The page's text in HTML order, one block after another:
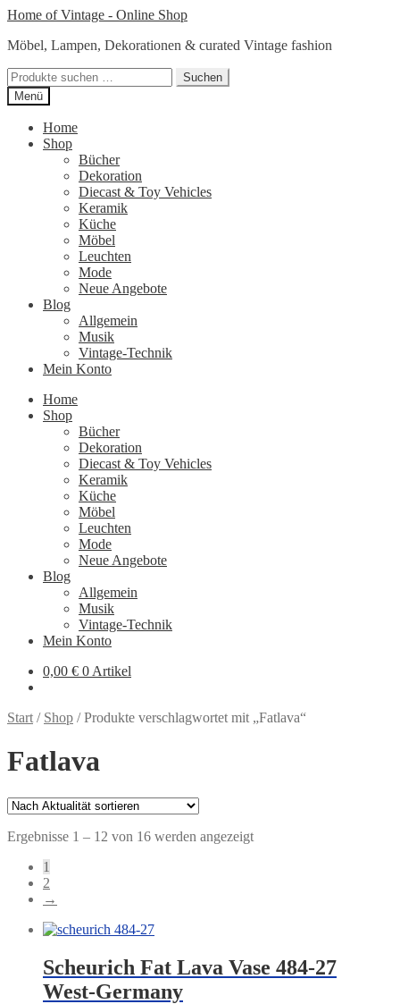
Zur
springen
Zum
springen
Home of Vintage - Online Shop
Möbel, Lampen, Dekorationen & curated Vintage fashion
Suchen
nach:
Suchen
Menü
Home
Shop
Bücher
Dekoration
Diecast & Toy Vehicles
Keramik
Küche
Möbel
Leuchten
Mode
Neue Angebote
Blog
Allgemein
Musik
Vintage-Technik
Mein Konto
Home
Shop
Bücher
Dekoration
Diecast & Toy Vehicles
Keramik
Küche
Möbel
Leuchten
Mode
Neue Angebote
Blog
Allgemein
Musik
Vintage-Technik
Mein Konto
0,00 € 0 Artikel
Start / Shop /Produkte verschlagwortet mit „Fatlava“
Fatlava
Ergebnisse 1 – 12 von 16 werden angezeigtNach
1
2
→
Scheurich Fat Lava Vase 484-27
West-Germany